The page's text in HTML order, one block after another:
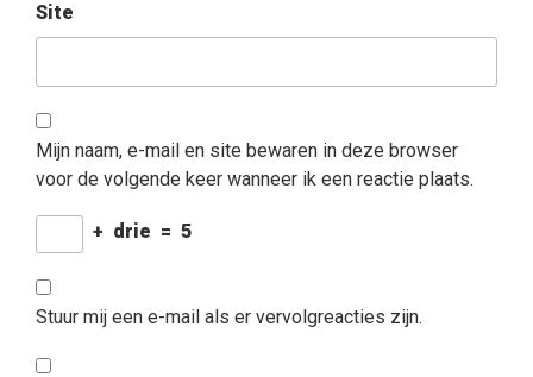
Site
Mijn naam, e-mail en site bewaren in deze browser
voor de volgende keer wanneer ik een reactie plaats.
+ drie = 5
Stuur mij een e-mail als er vervolgreacties zijn.